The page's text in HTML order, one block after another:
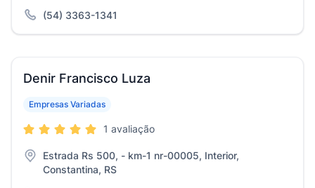
(54) 3363-1341
Denir Francisco Luza
Empresas Variadas
1 avaliação
Estrada Rs 500, - km-1 nr-00005, Interior,
Constantina, RS